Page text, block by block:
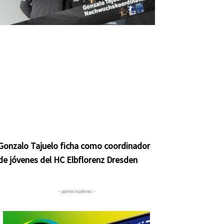
Tajuelo ficha como coordinador
jóvenes del HC Elbflorenz Dresden
– patrocinadores –